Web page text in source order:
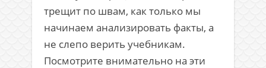
трещит по швам, как только мы
начинаем анализировать факты, а
не слепо верить учебникам.
Посмотрите внимательно на эти